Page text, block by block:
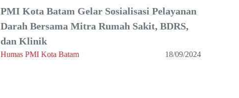
PMI Kota Batam Gelar Sosialisasi Pelayanan
Darah Bersama Mitra Rumah Sakit, BDRS,
dan Klinik
Humas PMI Kota Batam 18/09/2024